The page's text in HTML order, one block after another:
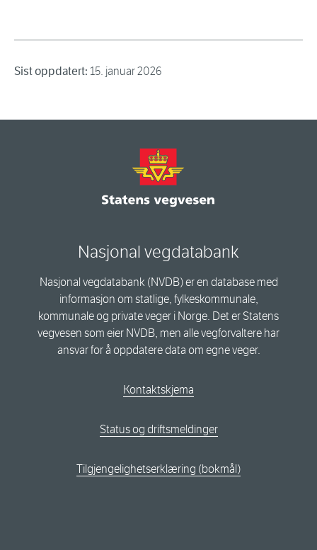
Sist oppdatert: 15. januar 2026
Nasjonal vegdatabank
Nasjonal vegdatabank (NVDB) er en database med
informasjon om statlige, fylkeskommunale,
kommunale og private veger i Norge. Det er Statens
vegvesen som eier NVDB, men alle vegforvaltere har
ansvar for å oppdatere data om egne veger.
Kontaktskjema
Status og driftsmeldinger
Tilgjengelighetserklæring (bokmål)